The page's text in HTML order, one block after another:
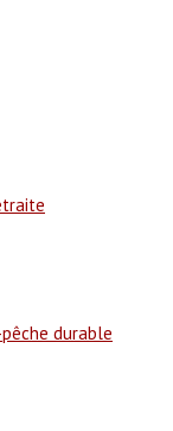
durable